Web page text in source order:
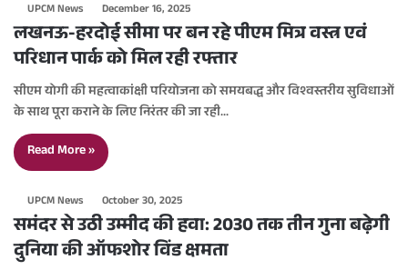
UPCM News December 16, 2025
लखनऊ-हरदोई सीमा पर बन रहे पीएम मित्र वस्त्र एवं
परिधान पार्क को मिल रही रफ्तार
सीएम योगी की महत्वाकांक्षी परियोजना को समयबद्ध और विश्वस्तरीय सुविधाओं
के साथ पूरा कराने के लिए निरंतर की जा रही…
Read More »
UPCM News October 30, 2025
समंदर से उठी उम्मीद की हवा: 2030 तक तीन गुना बढ़ेगी
दुनिया की ऑफशोर विंड क्षमता